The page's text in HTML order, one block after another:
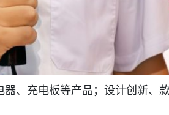
、充电板等产品；设计创新、